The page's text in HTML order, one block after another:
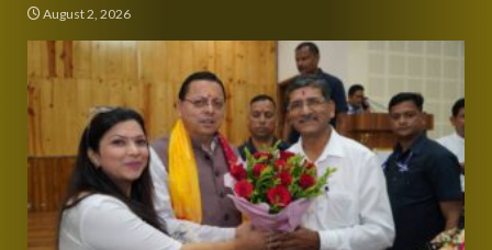
August 2, 2026